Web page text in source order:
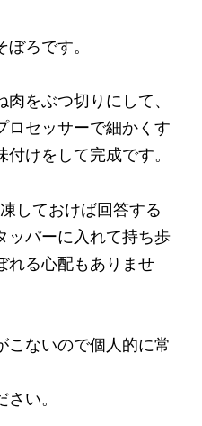
ろです。
をぶつ切りにして、
ロセッサーで細かくす
けをして完成です。
しておけば回答する
ッパーに入れて持ち歩
れる心配もありませ
こないので個人的に常
い。